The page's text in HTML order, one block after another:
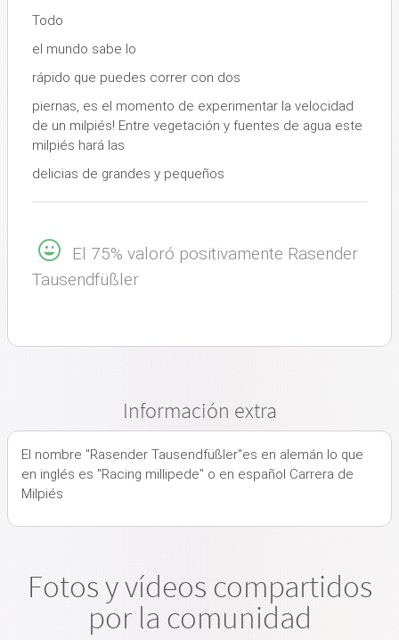
Todo
el mundo sabe lo
rápido que puedes correr con dos
piernas, es el momento de experimentar la velocidad
de un milpiés! Entre vegetación y fuentes de agua este
milpiés hará las
delicias de grandes y pequeños
El 75% valoró positivamente Rasender
Tausendfüßler
Información extra
El nombre "Rasender Tausendfüßler"es en alemán lo que
en inglés es "Racing millipede" o en español Carrera de
Milpiés
Fotos y vídeos compartidos
por la comunidad